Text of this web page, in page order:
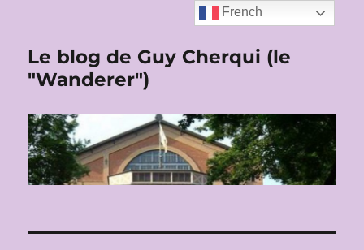
Le blog de Guy Cherqui (le
"Wanderer")
French